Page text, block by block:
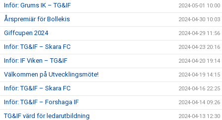
Inför: Grums IK – TG&IF 2024-05-01 10:00
Årspremiär för Bollekis 2024-04-30 10:03
Giffcupen 2024 2024-04-29 11:56
Inför: TG&IF – Skara FC 2024-04-23 20:16
Inför: IF Viken – TG&IF 2024-04-20 19:14
Välkommen på Utvecklingsmöte! 2024-04-19 14:15
Inför: TG&IF – Skara FC 2024-04-16 22:25
Inför: TG&IF – Forshaga IF 2024-04-14 09:26
TG&IF värd för ledarutbildning 2024-04-13 12:30